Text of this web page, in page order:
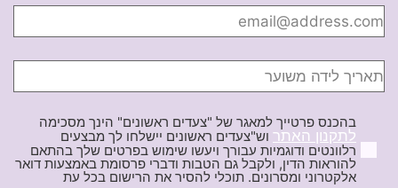
בהכנס פרטייך למאגר של "צעדים ראשונים" הינך מסכימה
לתקנון האתר וש"צעדים ראשונים יישלחו לך מבצעים
רלוונטים ודוגמיות עבורך ויעשו שימוש בפרטים שלך בהתאם
להוראות הדין, ולקבל גם הטבות ודברי פרסומת באמצעות דואר
אלקטרוני ומסרונים. תוכלי להסיר את הרישום בכל עת